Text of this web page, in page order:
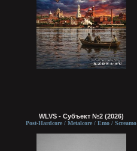
WLVS - Субъект №2 (2026)
Post-Hardcore / Metalcore / Emo / Screamo